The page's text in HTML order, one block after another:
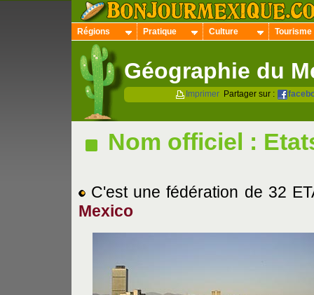
Régions Pratique Culture Tourisme
Géographie du
Imprimer Partager sur :
Nom officiel :
C'est une fédération de 32
Mexico